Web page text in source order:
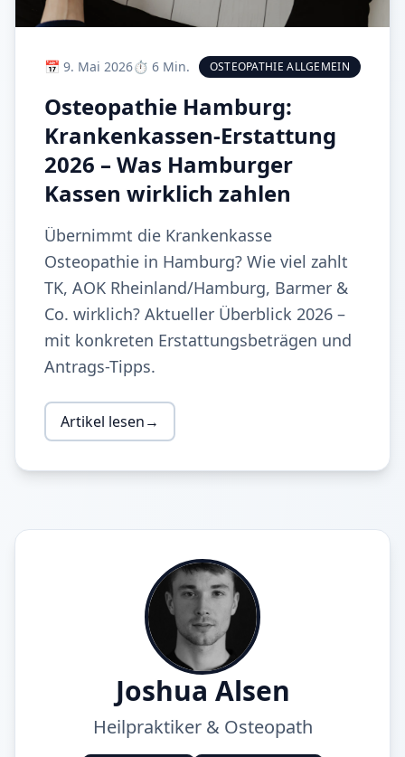
📅 9. Mai 2026⏱️ 6 Min. OSTEOPATHIE ALLGEMEIN
Osteopathie Hamburg:
Krankenkassen-Erstattung
2026 – Was Hamburger
Kassen wirklich zahlen
Übernimmt die Krankenkasse
Osteopathie in Hamburg? Wie viel zahlt
TK, AOK Rheinland/Hamburg, Barmer &
Co. wirklich? Aktueller Überblick 2026 –
mit konkreten Erstattungsbeträgen und
Antrags-Tipps.
Artikel lesen→
Joshua Alsen
Heilpraktiker & Osteopath